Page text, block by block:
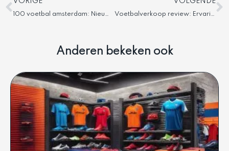
100 voetbal amsterdam: Nieuwe locatie en alles wat je moet weten Voetbalverkoop review: Ervaringen en betrouwbaarheid
Anderen bekeken ook